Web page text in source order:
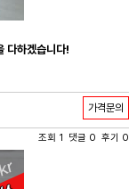
다하겠습니다!
가격문의
조회 1 댓글 0 후기 0